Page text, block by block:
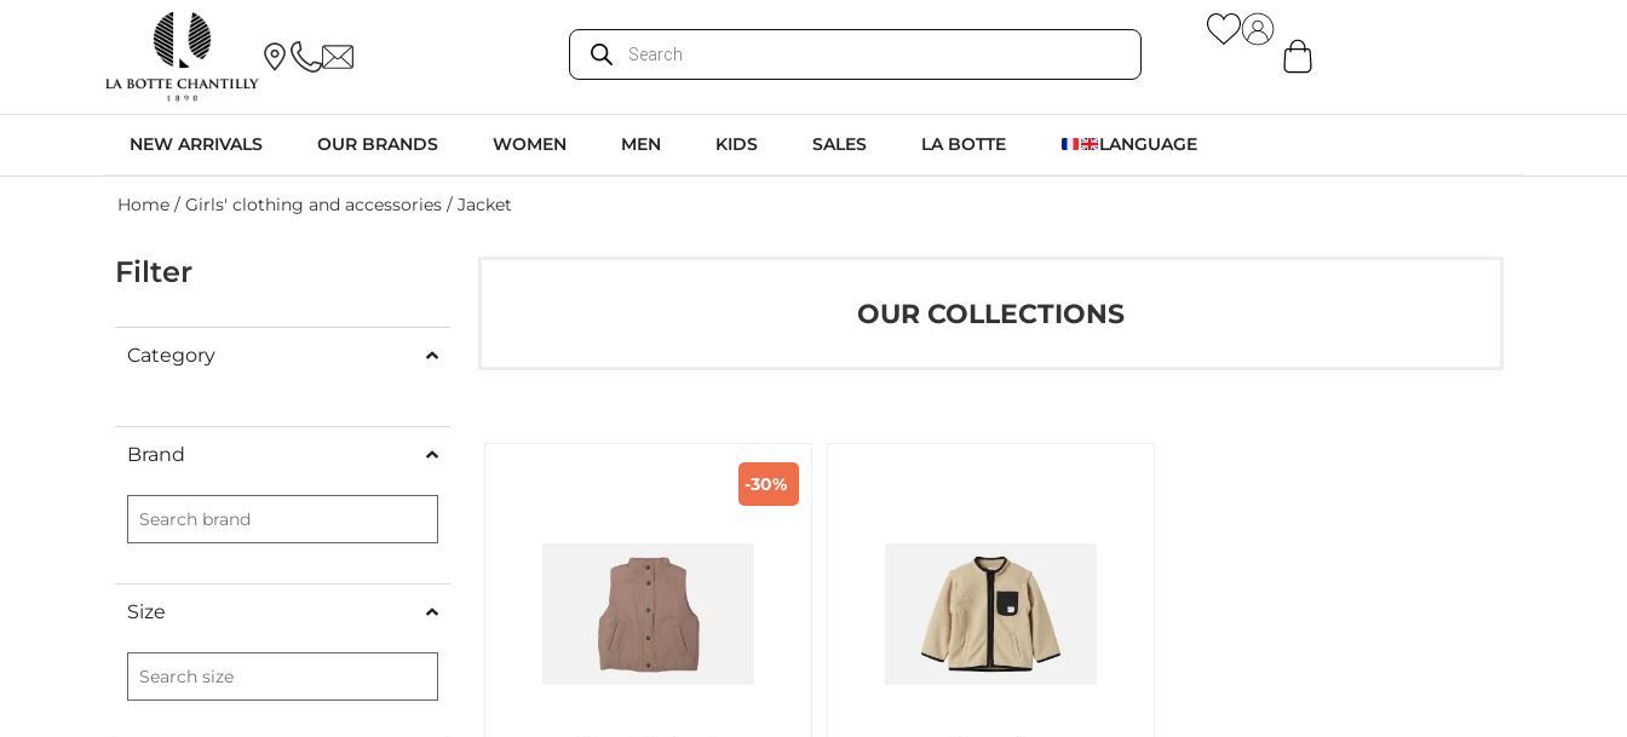
NEW ARRIVALS OUR BRANDS WOMEN MEN KIDS SALES LA BOTTE LANGUAGE
Home / Girls' clothing and accessories / Jacket
Filter
Category
Brand
Size
OUR COLLECTIONS
-30%